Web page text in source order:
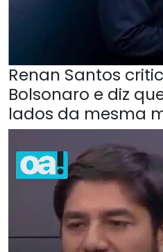
Renan Santos
Bolsonaro e diz
lados da mesma